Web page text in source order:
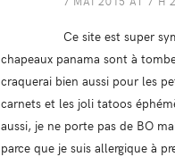
Ce site est super
chapeaux panama sont à
craquerai bien aussi pour les
carnets et les joli tatoos
aussi, je ne porte pas de BO
parce que je suis allergique à